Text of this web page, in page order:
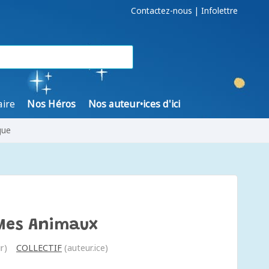
Contactez-nous | Infolettre
Nos Héros Nos auteur•ices d'ici
Animaux
COLLECTIF (auteur.ice)